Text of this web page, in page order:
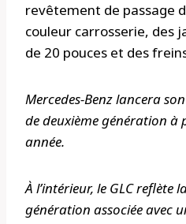
revêtement de passage
couleur carrosserie, des
de 20 pouces et des
Mercedes-Benz lancera
de deuxième génération à
année.
À l’intérieur, le GLC reflète
génération associée avec